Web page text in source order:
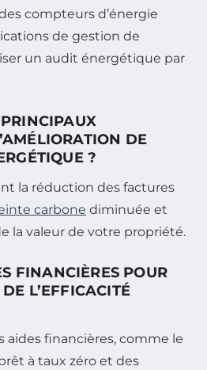
compteurs d’énergie
de gestion de
un audit énergétique par
DE
?
la réduction des factures
carbone diminuée et
la valeur de votre propriété.
FINANCIÈRES POUR
L’EFFICACITÉ
aides financières, comme le
à taux zéro et des